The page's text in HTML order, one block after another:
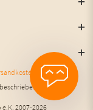
und ggf.
2007-2026